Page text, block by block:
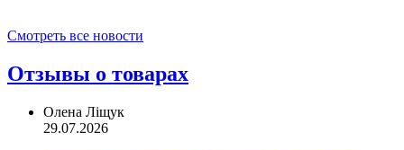
Смотреть все новости
Отзывы о товарах
Олена Ліщук
29.07.2026